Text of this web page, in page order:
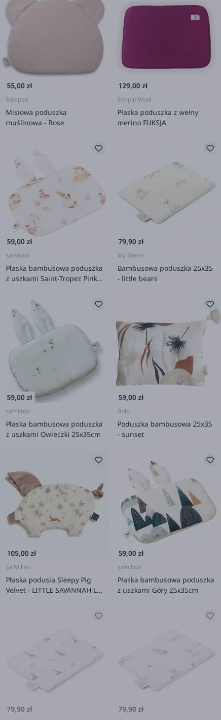
55,00 zł
Sleepee
Misiowa poduszka
muślinowa - Rose
129,00 zł
Simple Wool
Płaska poduszka z wełny
merino FUKSJA
59,00 zł
samiboo
Płaska bambusowa poduszka
z uszkami Saint-Tropez Pink
79,90 zł
My Memi
Bambusowa poduszka 25x35
- little bears
59,00 zł
samiboo
Płaska bambusowa poduszka
z uszkami Owieczki 25x35cm
59,00 zł
Bolo
Poduszka bambusowa 25x35
- sunset
105,00 zł
La Millou
Płaska podusia Sleepy Pig
Velvet - LITTLE SAVANNAH La
59,00 zł
samiboo
Płaska bambusowa poduszka
z uszkami Góry 25x35cm
79,90 zł 79,90 zł